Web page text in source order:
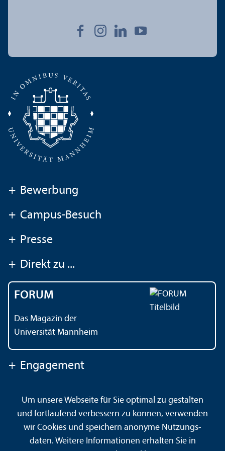
+ Bewerbung
+ Campus-Besuch
+ Presse
+ Direkt zu ...
FORUM
Das Magazin der
Universität Mannheim
+ Engagement
Kontakt Impressum Datenschutz
Barrierefreiheit
Gebärdensprache
Leichte Sprache
Sitemap
Hausordnung
Sicherheit und Notfälle
Um unsere Webseite für Sie optimal zu gestalten
und fortlaufend verbessern zu können, verwenden
wir Cookies und speichern anonyme Nutzungs­
daten. Weitere Informationen erhalten Sie in